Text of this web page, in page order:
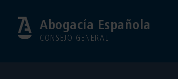
Abogacía Española
CONSEJO GENERAL